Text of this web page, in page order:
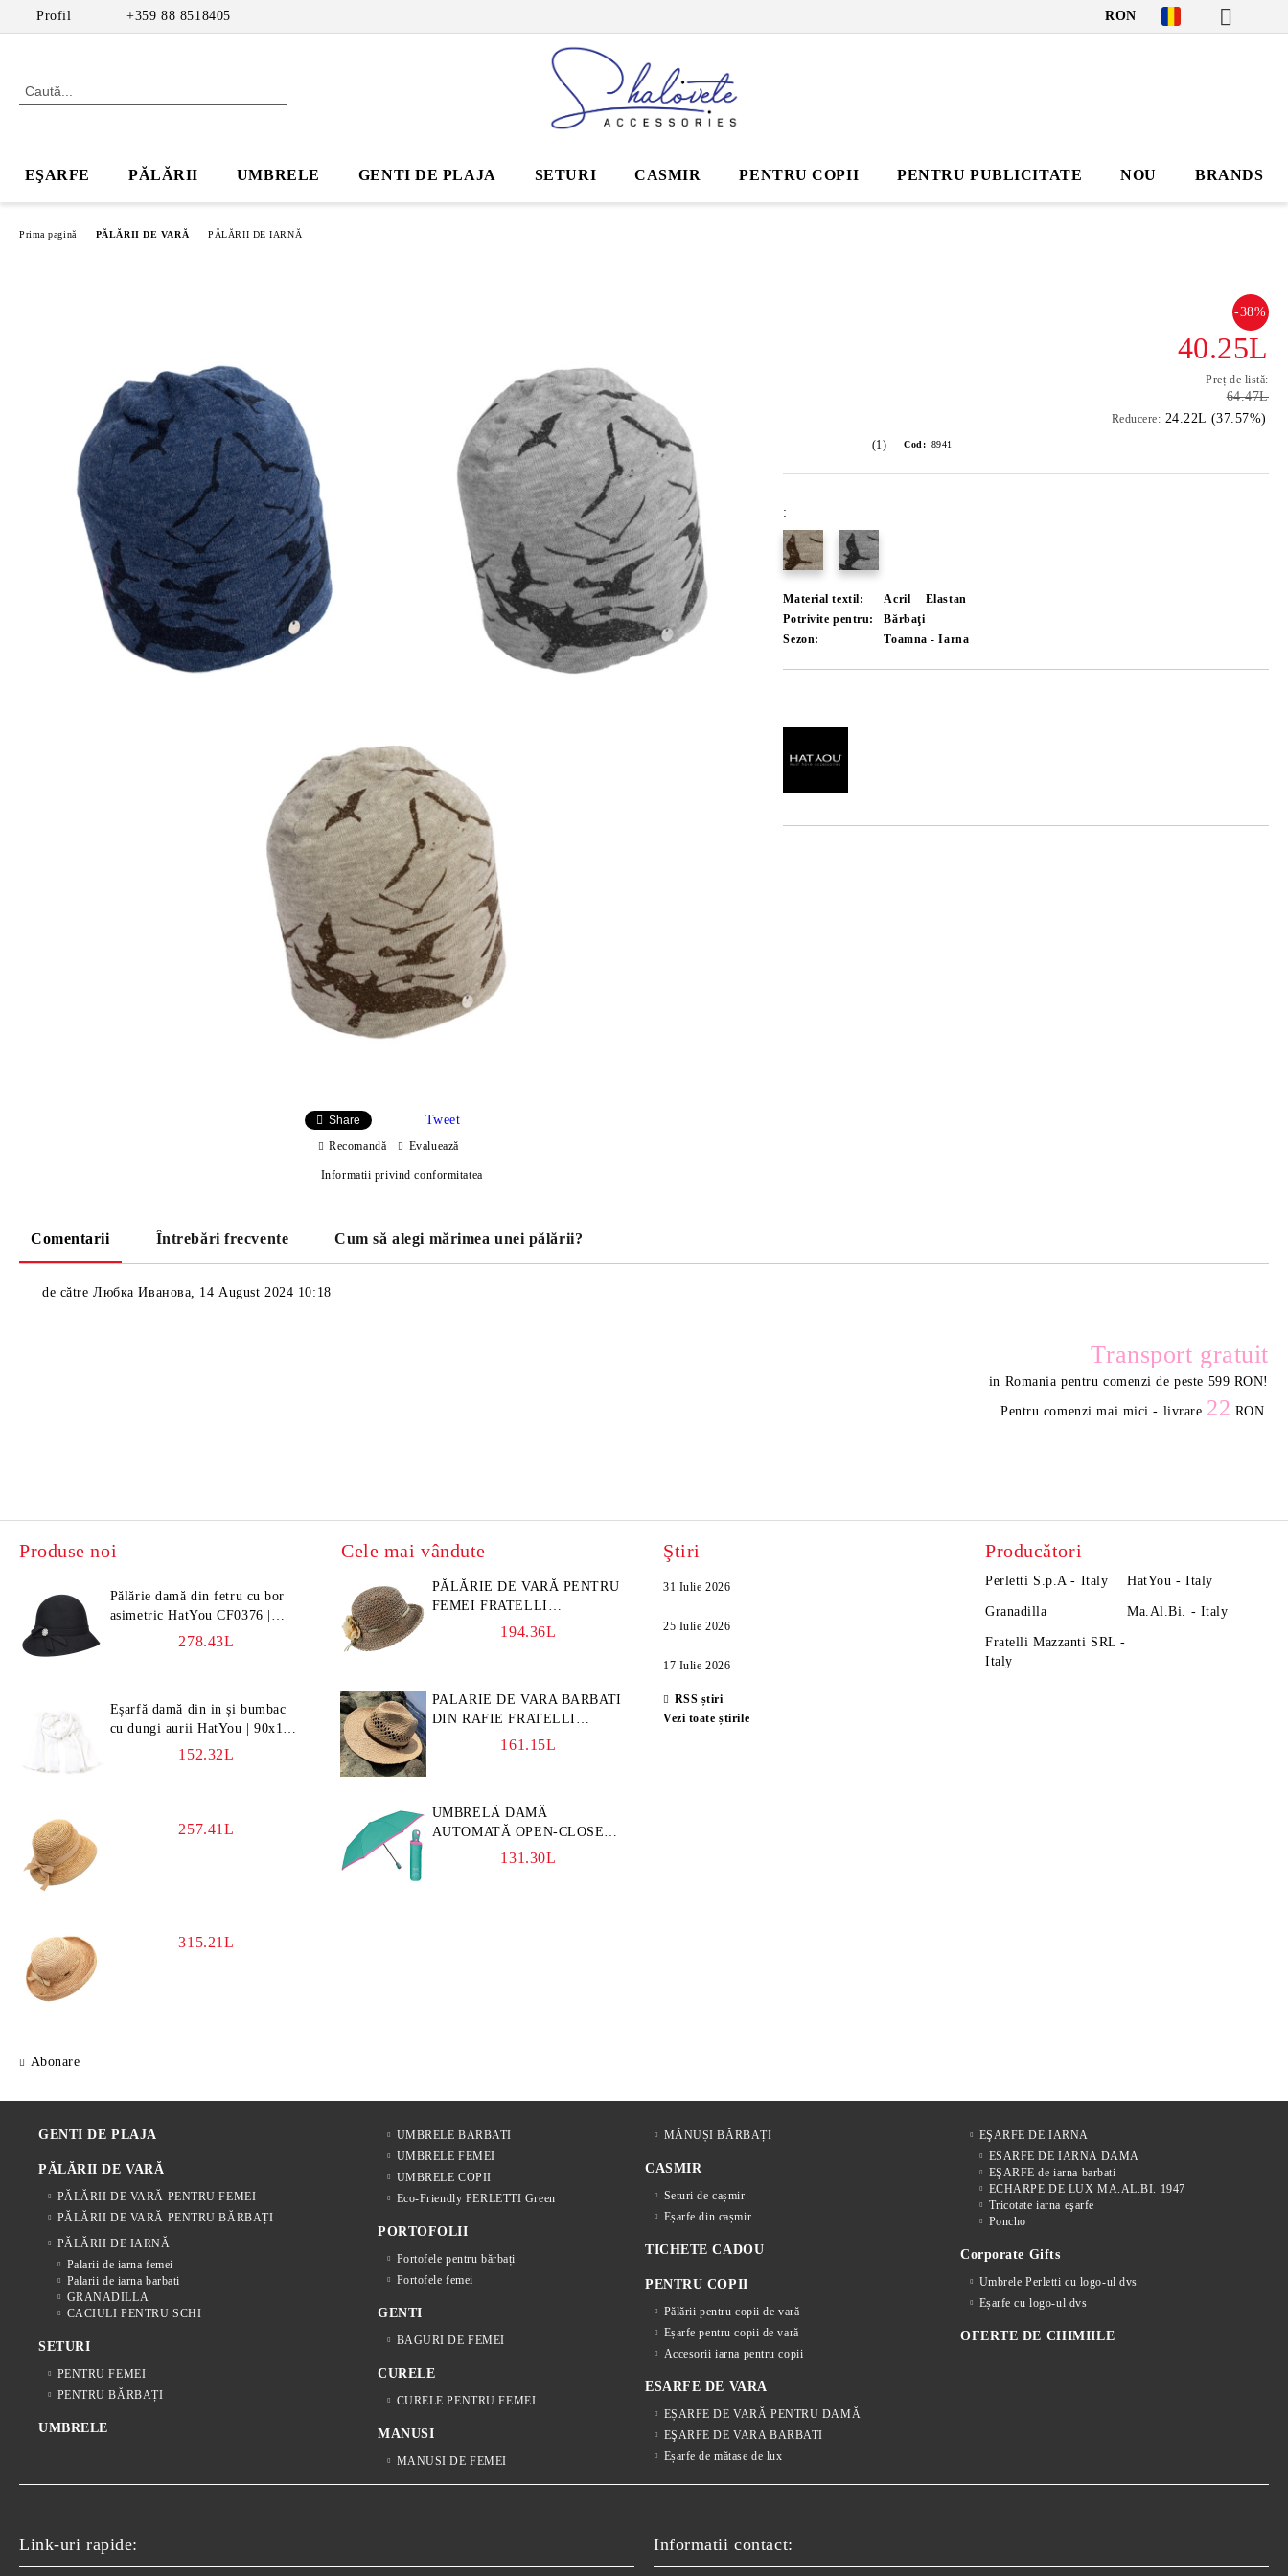
Profil +359 88 8518405 RON
EŞARFE PĂLĂRII UMBRELE GENTI DE PLAJA SETURI CASMIR PENTRU COPII PENTRU PUBLICITATE NOU BRANDS
Prima pagină PĂLĂRII DE VARĂ PĂLĂRII DE IARNĂ
-38%
40.25L
Preț de listă:
64.47L
Reducere: 24.22L (37.57%)
(1) Cod: 8941
:
Material textil: Acril
Elastan
Potrivite pentru:
Bărbaţi
Sezon:
Toamna - Iarna
Share Tweet
Recomandă Evaluează
Informatii privind conformitatea
Comentarii Întrebări frecvente Cum să alegi mărimea unei pălării?
de cătreЛюбка Иванова, 14 August 2024 10:18
Transport gratuit
in Romania pentru comenzi de peste 599 RON!
Pentru comenzi mai mici - livrare 22 RON.
Produse noi
Pălărie damă din fetru cu bor
asimetric HatYou CF0376 |
278.43L
Eșarfă damă din in și bumbac
cu dungi aurii HatYou | 90x180
152.32L
257.41L
315.21L
Abonare
Cele mai vândute
PĂLĂRIE DE VARĂ PENTRU
FEMEI FRATELLI
MAZZANTI FM 6774,
194.36L
PALARIE DE VARA BARBATI
DIN RAFIE FRATELLI
MAZZANTI FM 7932,
161.15L
UMBRELĂ DAMĂ
AUTOMATĂ OPEN-CLOSE
PERLETTI TECHNOLOGY
131.30L
Ştiri
31 Iulie 2026
25 Iulie 2026
17 Iulie 2026
RSS știri
Vezi toate știrile
Producători
Perletti S.p.A - Italy HatYou - Italy
Granadilla Ma.Al.Bi. - Italy
Fratelli Mazzanti SRL -
Italy
GENTI DE PLAJA
PĂLĂRII DE VARĂ
PĂLĂRII DE VARĂ PENTRU FEMEI
PĂLĂRII DE VARĂ PENTRU BĂRBAȚI
PĂLĂRII DE IARNĂ
Palarii de iarna femei
Palarii de iarna barbati
GRANADILLA
CACIULI PENTRU SCHI
SETURI
PENTRU FEMEI
PENTRU BĂRBAȚI
UMBRELE
UMBRELE BARBATI
UMBRELE FEMEI
UMBRELE COPII
Eco-Friendly PERLETTI Green
PORTOFOLII
Portofele pentru bărbați
Portofele femei
GENTI
BAGURI DE FEMEI
CURELE
CURELE PENTRU FEMEI
MANUSI
MANUSI DE FEMEI
MĂNUȘI BĂRBAȚI
CASMIR
Seturi de cașmir
Eșarfe din cașmir
TICHETE CADOU
PENTRU COPII
Pălării pentru copii de vară
Eșarfe pentru copii de vară
Accesorii iarna pentru copii
ESARFE DE VARA
EȘARFE DE VARĂ PENTRU DAMĂ
EŞARFE DE VARA BARBATI
Eșarfe de mătase de lux
EŞARFE DE IARNA
ESARFE DE IARNA DAMA
EŞARFE de iarna barbati
ECHARPE DE LUX MA.AL.BI. 1947
Tricotate iarna eşarfe
Poncho
Corporate Gifts
Umbrele Perletti cu logo-ul dvs
Eșarfe cu logo-ul dvs
OFERTE DE CHIMIILE
Link-uri rapide: Informatii contact: